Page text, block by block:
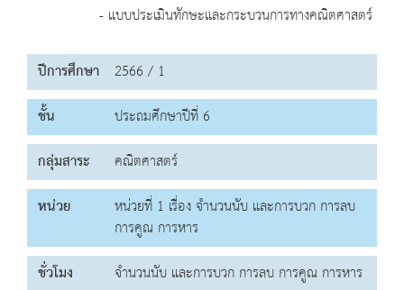
- แบบประเมินทักษะและกระบวนการทางคณิตศาสตร์
ปีการศึกษา 2566 / 1
ชั้น
ประถมศึกษาปีที่ 6
กลุ่มสาระ
คณิตศาสตร์
หน่วย
หน่วยที่ 1 เรื่อง จำนวนนับ และการบวก การลบ
การคูณ การหาร
ชั่วโมง
จำนวนนับ และการบวก การลบ การคูณ การหาร